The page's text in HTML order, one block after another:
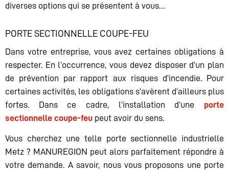
diverses options qui se présentent à vous…
PORTE SECTIONNELLE COUPE-FEU
Dans votre entreprise, vous avez certaines obligations à
respecter. En l’occurrence, vous devez disposer d’un plan
de prévention par rapport aux risques d’incendie. Pour
certaines activités, les obligations s’avèrent d’ailleurs plus
fortes. Dans ce cadre, l’installation d’une porte
sectionnelle coupe-feu peut avoir du sens.
Vous cherchez une telle porte sectionnelle industrielle
Metz ? MANUREGION peut alors parfaitement répondre à
votre demande. A savoir, nous vous proposons une porte